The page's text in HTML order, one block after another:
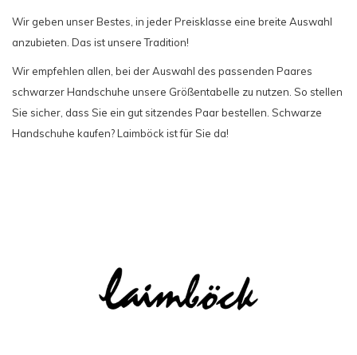
Wir geben unser Bestes, in jeder Preisklasse eine breite Auswahl
anzubieten. Das ist unsere Tradition!
Wir empfehlen allen, bei der Auswahl des passenden Paares
schwarzer Handschuhe unsere Größentabelle zu nutzen. So stellen
Sie sicher, dass Sie ein gut sitzendes Paar bestellen. Schwarze
Handschuhe kaufen? Laimböck ist für Sie da!